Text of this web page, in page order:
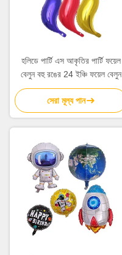
হলিডে পার্টি এস আকৃতির পার্টি ফয়েল
বেলুন বহু রঙের 24 ইঞ্চি ফয়েল বেলুন
সেরা মূল্য পান